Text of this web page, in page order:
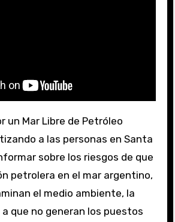
a las personas en Santa
sobre los riesgos de que
petrolera en el mar argentino,
el medio ambiente, la
que no generan los puestos